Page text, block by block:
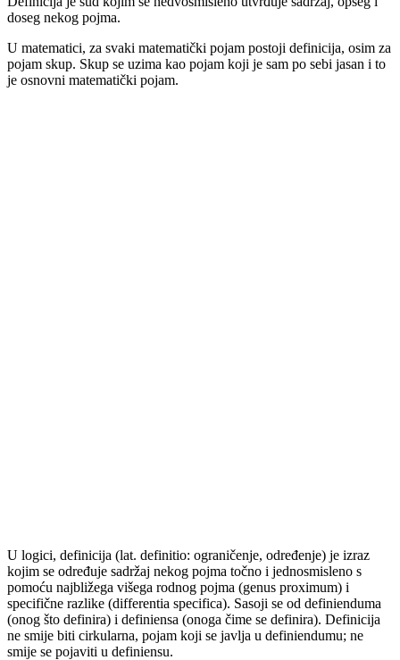
doseg nekog pojma.
U matematici, za svaki matematički pojam postoji definicija, osim za
pojam skup. Skup se uzima kao pojam koji je sam po sebi jasan i to
je osnovni matematički pojam.
U logici, definicija (lat. definitio: ograničenje, određenje) je izraz
kojim se određuje sadržaj nekog pojma točno i jednosmisleno s
pomoću najbližega višega rodnog pojma (genus proximum) i
specifične razlike (differentia specifica). Sasoji se od definienduma
(onog što definira) i definiensa (onoga čime se definira). Definicija
ne smije biti cirkularna, pojam koji se javlja u definiendumu; ne
smije se pojaviti u definiensu.